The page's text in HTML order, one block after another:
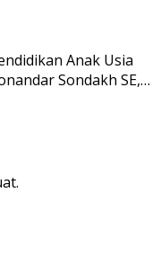
Anak Usia
Sondakh SE,…